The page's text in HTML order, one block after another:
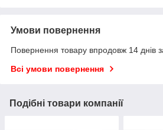
Умови повернення
Повернення товару впродовж 14 днів
Всі умови повернення
Подібні товари компанії